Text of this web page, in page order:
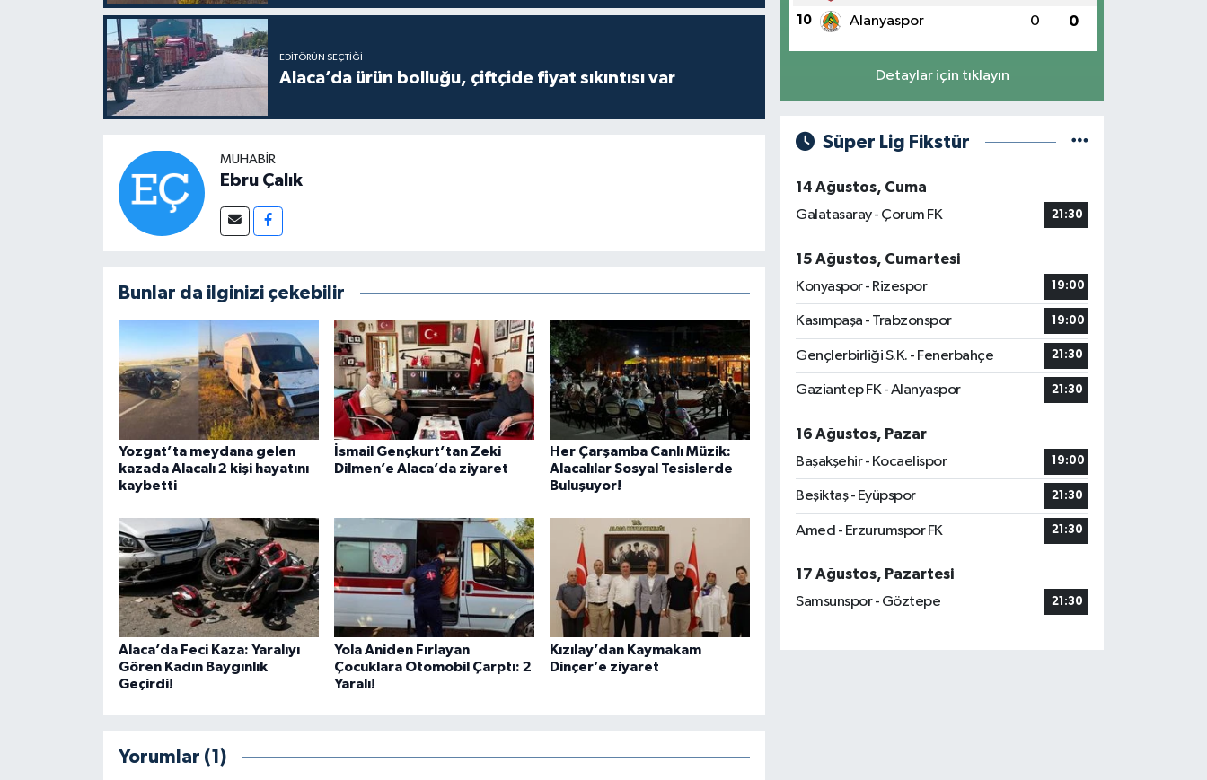
EDITÖRÜN SEÇTIĞI
Alaca’da ürün bolluğu, çiftçide fiyat sıkıntısı var
MUHABIR
Ebru Çalık
Bunlar da ilginizi çekebilir
Yozgat’ta meydana gelen
kazada Alacalı 2 kişi hayatını
kaybetti
İsmail Gençkurt’tan Zeki
Dilmen’e Alaca’da ziyaret
Her Çarşamba Canlı Müzik:
Alacalılar Sosyal Tesislerde
Buluşuyor!
Alaca’da Feci Kaza: Yaralıyı
Gören Kadın Baygınlık
Geçirdi!
Yola Aniden Fırlayan
Çocuklara Otomobil Çarptı: 2
Yaralı!
Kızılay’dan Kaymakam
Dinçer’e ziyaret
Yorumlar (1)
10 Alanyaspor 0 0
Detaylar için tıklayın
Süper Lig Fikstür
14 Ağustos, Cuma
Galatasaray - Çorum FK
21:30
15 Ağustos, Cumartesi
Konyaspor - Rizespor
19:00
Kasımpaşa - Trabzonspor 19:00
Gençlerbirliği S.K. - Fenerbahçe 21:30
Gaziantep FK - Alanyaspor 21:30
16 Ağustos, Pazar
Başakşehir - Kocaelispor
19:00
Beşiktaş - Eyüpspor 21:30
Amed - Erzurumspor FK 21:30
17 Ağustos, Pazartesi
Samsunspor - Göztepe
21:30